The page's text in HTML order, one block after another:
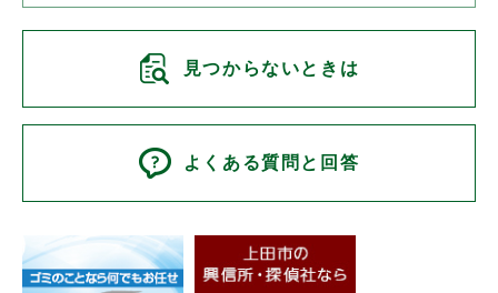
見つからないときは
よくある質問と回答